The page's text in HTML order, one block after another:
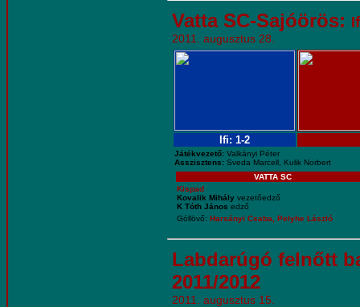
Vatta SC-Sajóörös:
2011. augusztus 28.
Ifi: 1-2
Játékvezető: Valkányi Péter
Asszisztens: Sveda Marcell, Kulik Norbert
VATTA SC
Kispad
Kovalik Mihály vezetőedző
K Tóth János edző
Góllövő: Harsányi Csaba, Pelyhe László
Labdarúgó felnőtt
2011/2012
2011. augusztus 15.